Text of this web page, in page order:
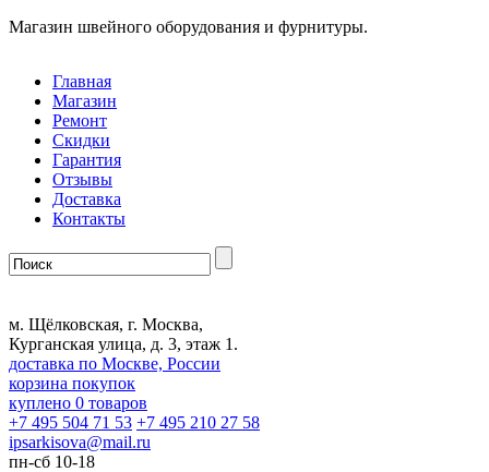
Магазин швейного оборудования и фурнитуры.
Главная
Магазин
Ремонт
Скидки
Гарантия
Отзывы
Доставка
Контакты
м. Щёлковская, г. Москва,
Курганская улица, д. 3, этаж 1.
доставка по Москве, России
корзина покупок
куплено 0 товаров
+7 495 504 71 53 +7 495 210 27 58
ipsarkisova@mail.ru
пн-сб 10-18